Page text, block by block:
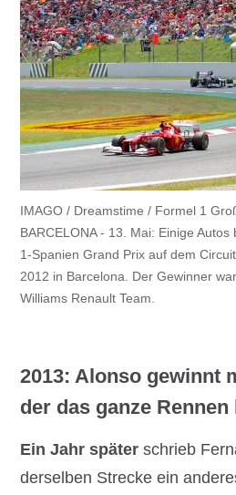
IMAGO / Dreamstime / Formel 1
BARCELONA - 13. Mai: Einige
1-Spanien Grand Prix auf dem
2012 in Barcelona. Der Gewinner
Williams Renault Team.
2013: Alonso gewinnt
der das ganze Rennen
Ein Jahr später schrieb
derselben Strecke ein